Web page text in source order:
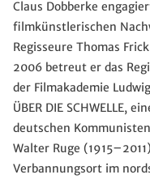
Claus Dobberke
filmkünstlerischen
Regisseure Thomas
2006 betreut er das
der Filmakademie
ÜBER DIE SCHWELLE,
deutschen
Walter Ruge
Verbannungsort im